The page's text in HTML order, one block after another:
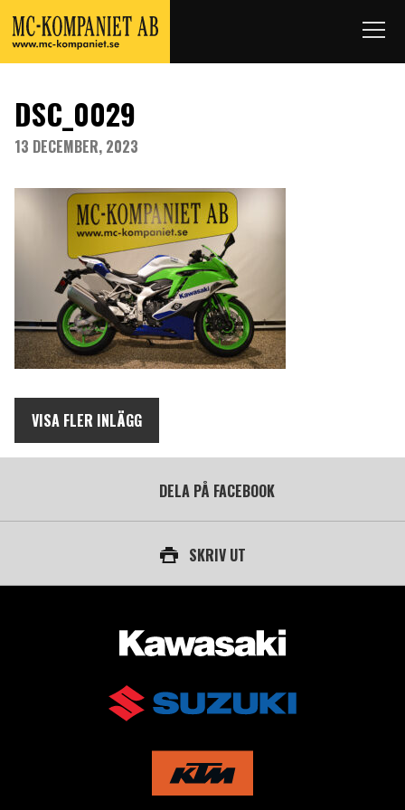
DSC_0029
13 DECEMBER, 2023
VISA FLER INLÄGG
DELA PÅ FACEBOOK
SKRIV UT
AUKTORISERAD ÅTERFÖRSÄLJARE AV